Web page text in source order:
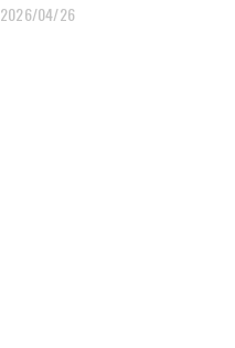
2026/04/26